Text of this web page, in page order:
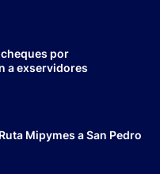
por
a exservidores
Mipymes a San Pedro